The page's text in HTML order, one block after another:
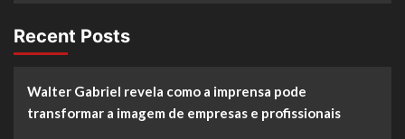
Recent Posts
Walter Gabriel revela como a imprensa pode
transformar a imagem de empresas e profissionais